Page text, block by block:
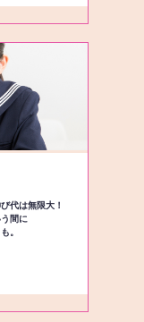
代は無限大！
間に
。